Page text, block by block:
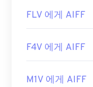
FLV 에게 AIFF
F4V 에게 AIFF
M1V 에게 AIFF